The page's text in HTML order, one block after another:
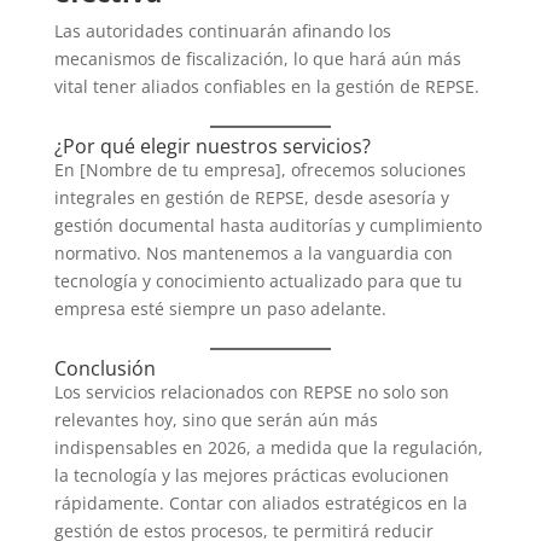
Las autoridades continuarán afinando los
mecanismos de fiscalización, lo que hará aún más
vital tener aliados confiables en la gestión de REPSE.
¿Por qué elegir nuestros servicios?
En [Nombre de tu empresa], ofrecemos soluciones
integrales en gestión de REPSE, desde asesoría y
gestión documental hasta auditorías y cumplimiento
normativo. Nos mantenemos a la vanguardia con
tecnología y conocimiento actualizado para que tu
empresa esté siempre un paso adelante.
Conclusión
Los servicios relacionados con REPSE no solo son
relevantes hoy, sino que serán aún más
indispensables en 2026, a medida que la regulación,
la tecnología y las mejores prácticas evolucionen
rápidamente. Contar con aliados estratégicos en la
gestión de estos procesos, te permitirá reducir